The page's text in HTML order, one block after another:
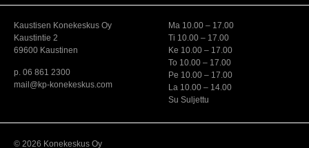
Kaustisen Konekeskus Oy
Kaustintie 2
69600 Kaustinen
p. 06 861 2300
mail@kp-konekeskus.com
Ma 10.00 – 17.00
Ti 10.00 – 17.00
Ke 10.00 – 17.00
To 10.00 – 17.00
Pe 10.00 – 17.00
La 10.00 – 14.00
Su Suljettu
© 2026 Konekeskus Oy